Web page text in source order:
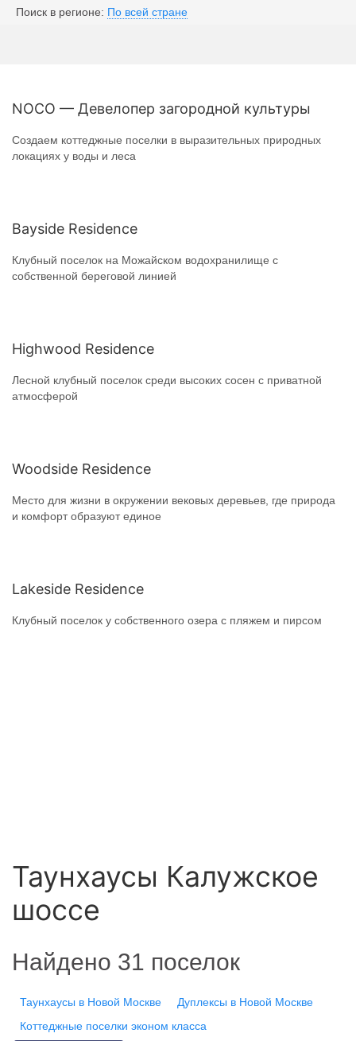
Поиск в регионе: По всей стране
NOCO — Девелопер загородной культуры
Создаем коттеджные поселки в выразительных природных
локациях у воды и леса
Bayside Residence
Клубный поселок на Можайском водохранилище с
собственной береговой линией
Highwood Residence
Лесной клубный поселок среди высоких сосен с приватной
атмосферой
Woodside Residence
Место для жизни в окружении вековых деревьев, где природа
и комфорт образуют единое
Lakeside Residence
Клубный поселок у собственного озера с пляжем и пирсом
Таунхаусы Калужское
шоссе
Найдено 31 поселок
Таунхаусы в Новой Москве
Дуплексы в Новой Москве
Коттеджные поселки эконом класса